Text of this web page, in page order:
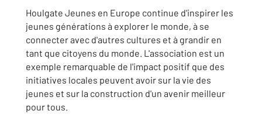
Houlgate Jeunes en Europe continue d'inspirer les
jeunes générations à explorer le monde, à se
connecter avec d'autres cultures et à grandir en
tant que citoyens du monde. L'association est un
exemple remarquable de l'impact positif que des
initiatives locales peuvent avoir sur la vie des
jeunes et sur la construction d'un avenir meilleur
pour tous.